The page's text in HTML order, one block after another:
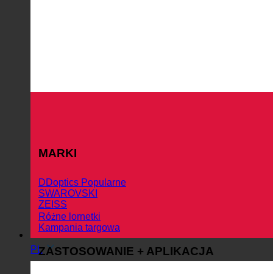
PL
MARKI
DDoptics
SWAROVSKI
ZEISS
Różne lornetki
Kampania targowa
ZASTOSOWANIE + APLIKACJA